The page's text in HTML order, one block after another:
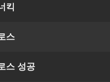
킥
스
스 성공